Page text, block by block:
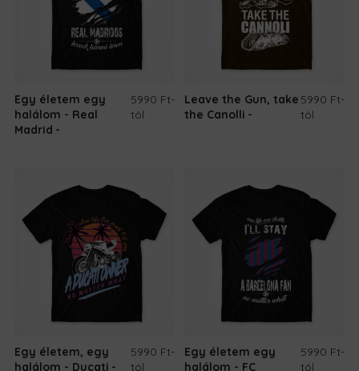
Egy életem egy
halálom - Real
Madrid
5990 Ft-
tól
Leave the Gun, take
the Canolli
5990 Ft-
tól
Egy életem, egy
halálom - Ducati
5990 Ft-
tól
Egy életem egy
halálom - FC
5990 Ft-
tól